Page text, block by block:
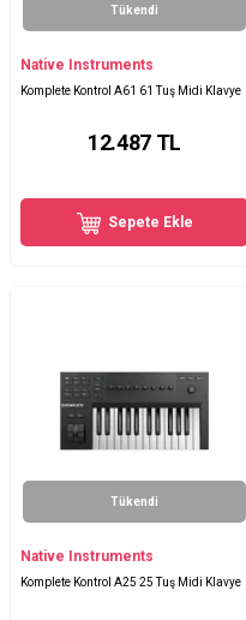
Tükendi
Native Instruments
Komplete Kontrol A61 61 Tuş Midi Klavye
12.487TL
Sepete Ekle
Tükendi
Native Instruments
Komplete Kontrol A25 25 Tuş Midi Klavye